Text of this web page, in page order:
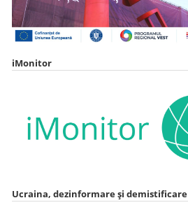
iMonitor
Ucraina, dezinformare și demistificare